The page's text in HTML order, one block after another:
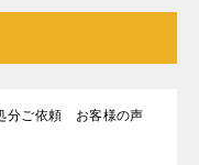
分ご依頼 お客様の声